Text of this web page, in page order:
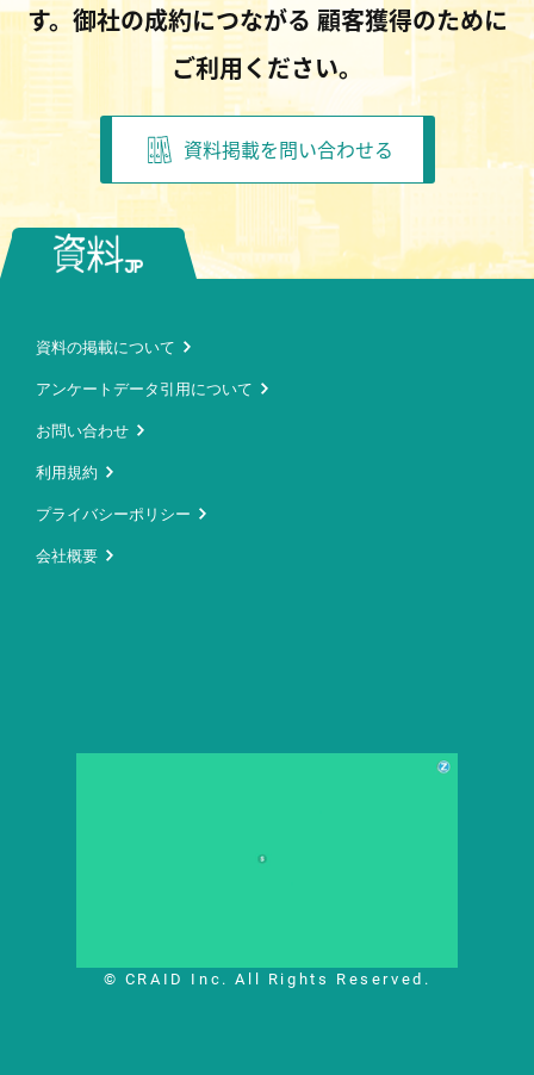
す。御社の成約につながる 顧客獲得のために
ご利用ください。
資料掲載を問い合わせる
資料の掲載について
アンケートデータ引用について
お問い合わせ
利用規約
プライバシーポリシー
会社概要
© CRAID Inc. All Rights Reserved.